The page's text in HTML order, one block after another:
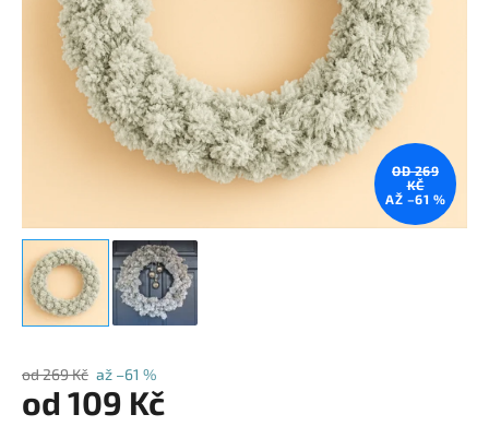
OD 269
KČ
AŽ –61 %
od 269 Kč až –61 %
od 109 Kč